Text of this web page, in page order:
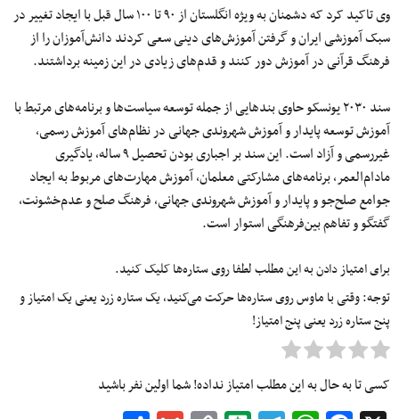
وی تاکید کرد که دشمنان به ویژه انگلستان از ۹۰ تا ۱۰۰ سال قبل با ایجاد تغییر در
سبک آموزشی ایران و گرفتن آموزش‌های دینی سعی کردند دانش‌آموزان را از
فرهنگ قرآنی در آموزش دور کنند و قدم‌های زیادی در این زمینه برداشتند.
سند ۲۰۳۰ یونسکو حاوی بندهایی از جمله توسعه سیاست‌ها و برنامه‌های مرتبط با
آموزش توسعه پایدار و آموزش شهروندی جهانی در نظام‌های آموزش رسمی،
غیررسمی و آزاد است. این سند بر اجباری بودن تحصیل ۹ ساله، یادگیری
مادام‌العمر، برنامه‌های مشارکتی معلمان، آموزش مهارت‌های مربوط به ایجاد
جوامع صلح‌جو و پایدار و آموزش شهروندی جهانی، فرهنگ صلح و عدم‌خشونت،
گفتگو و تفاهم بین‌فرهنگی استوار است.
برای امتیاز دادن به این مطلب لطفا روی ستاره‌ها کلیک کنید.
توجه: وقتی با ماوس روی ستاره‌ها حرکت می‌کنید، یک ستاره زرد یعنی یک امتیاز و
پنج ستاره زرد یعنی پنج امتیاز!
کسی تا به حال به این مطلب امتیاز نداده! شما اولین نفر باشید